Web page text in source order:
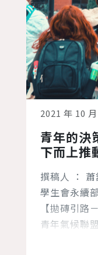
2021 年 10
青年的
下而上推
撰稿人 ：
學生會永續
【拋磚引路
青年氣候聯